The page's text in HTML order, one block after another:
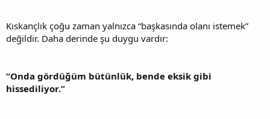
Kıskançlık çoğu zaman yalnızca “başkasında olanı istemek”
değildir. Daha derinde şu duygu vardır:
“Onda gördüğüm bütünlük, bende eksik gibi
hissediliyor.”